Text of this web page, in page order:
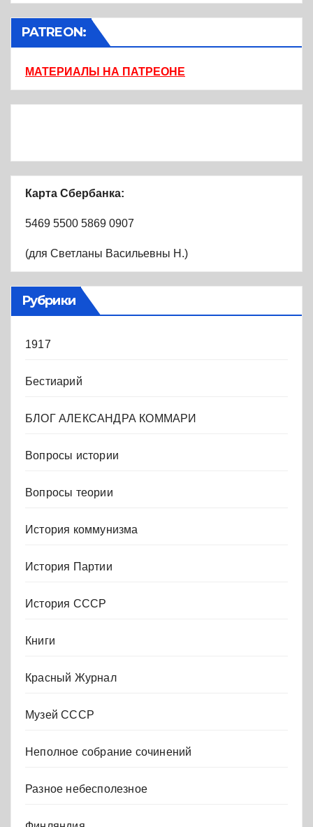
PATREON:
МАТЕРИАЛЫ НА ПАТРЕОНЕ
Карта Сбербанка:
5469 5500 5869 0907
(для Светланы Васильевны Н.)
Рубрики
1917
Бестиарий
БЛОГ АЛЕКСАНДРА КОММАРИ
Вопросы истории
Вопросы теории
История коммунизма
История Партии
История СССР
Книги
Красный Журнал
Музей СССР
Неполное собрание сочинений
Разное небесполезное